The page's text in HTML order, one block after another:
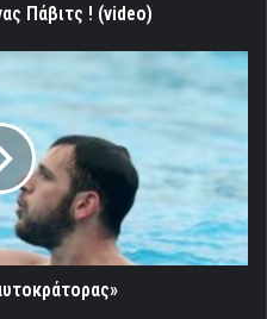
Πάβιτς ! (video)